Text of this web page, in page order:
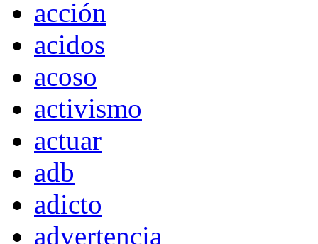
acción
acidos
acoso
activismo
actuar
adb
adicto
advertencia